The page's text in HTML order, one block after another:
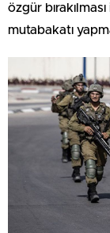
özgür
mutabakatı